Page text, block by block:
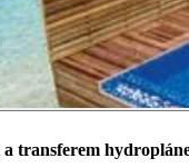
transferem